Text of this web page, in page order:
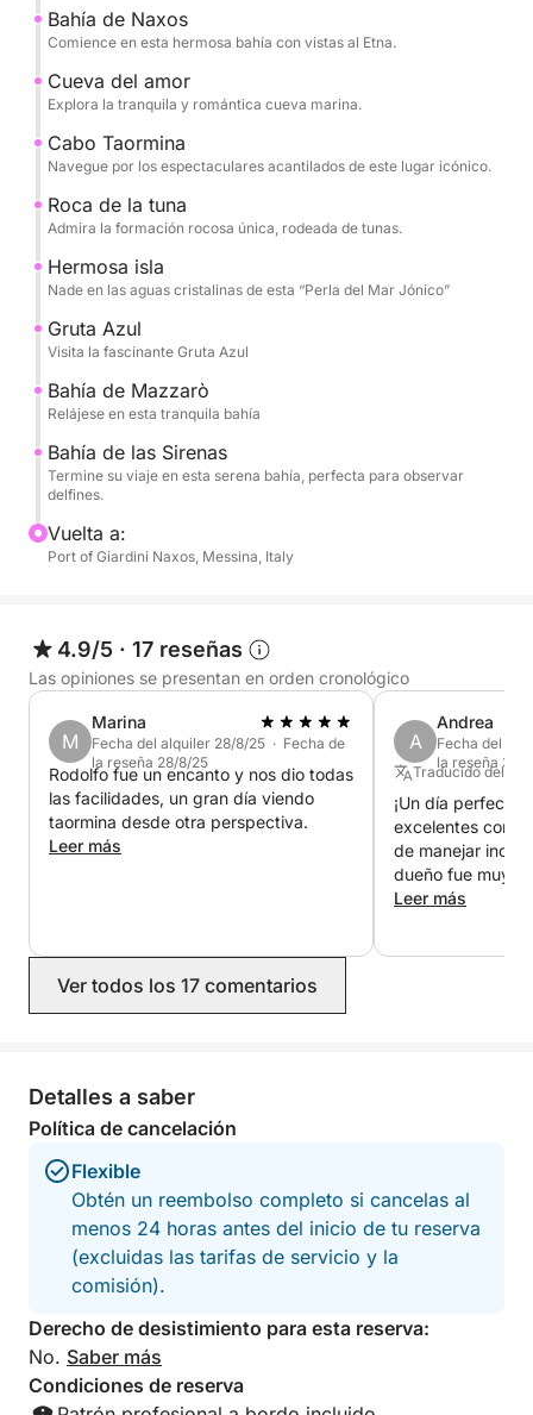
profesionales te garantizarán un viaje tranquilo y
seguro, permitiéndote desconectar por completo.
El tour incluye:
- Cabo Taormina
- Isla Bella
- Gruta Azzurra
- Bahía de Mazzaró
- Bahía delle Sirene
Parada opcional en un restaurante: experimente la
auténtica cocina siciliana en un restaurante junto al
mar (no incluido).
¡Siéntete libre de traer tu propia comida a bordo!
Bahía de Naxos
Comience en esta hermosa bahía con vistas al Etna.
Cueva del amor
Explora la tranquila y romántica cueva marina.
Cabo Taormina
Navegue por los espectaculares acantilados de este lugar icónico.
Roca de la tuna
Admira la formación rocosa única, rodeada de tunas.
Hermosa isla
Nade en las aguas cristalinas de esta “Perla del Mar Jónico”
Gruta Azul
Visita la fascinante Gruta Azul
Bahía de Mazzarò
Relájese en esta tranquila bahía
Bahía de las Sirenas
Termine su viaje en esta serena bahía, perfecta para observar
delfines.
Vuelta a:
Port of Giardini Naxos, Messina, Italy
4.9/5 · 17 reseñas
Las opiniones se presentan en orden cronológico
M
Marina
Fecha del alquiler 28/8/25 · Fecha de
la reseña 28/8/25
Rodolfo fue un encanto y nos dio todas
las facilidades, un gran día viendo
taormina desde otra perspectiva.
Leer más
A
Andrea
Fecha del
la reseña 30/
Traducido del
¡Un día perfecto!
excelentes
de manejar
dueño fue muy
explicaciones,
Leer más
Ver todos los 17 comentarios
Detalles a saber
Política de cancelación
Flexible
Obtén un reembolso completo si cancelas al
menos 24 horas antes del inicio de tu reserva
(excluidas las tarifas de servicio y la
comisión).
Derecho de desistimiento para esta reserva:
No. Saber más
Condiciones de reserva